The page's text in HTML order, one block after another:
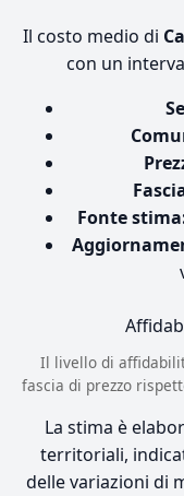
Il costo medio di
con un
Fonte
Il livello di
fascia di prezzo
La stima è
territoriali,
delle variazioni di